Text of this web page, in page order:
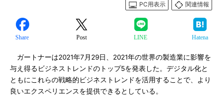
PC用表示
関連情報
Share Post LINE Hatena
ガートナーは2021年7月29日、2021年の世界の製造業に影響を
与え得るビジネストレンドのトップ5を発表した。デジタル化と
ともにこれらの戦略的ビジネストレンドを活用することで、より
良いエクスペリエンスを提供できるとしている。